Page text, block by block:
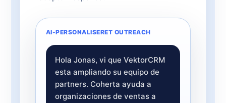
AI-PERSONALISERET OUTREACH
Hola Jonas, vi que VektorCRM
esta ampliando su equipo de
partners. Coherta ayuda a
organizaciones de ventas a